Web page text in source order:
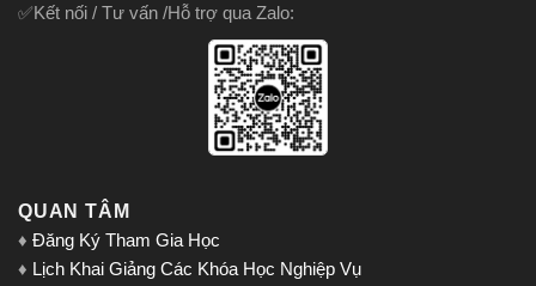
✅Kết nối / Tư vấn /Hỗ trợ qua Zalo:
QUAN TÂM
♦ Đăng Ký Tham Gia Học
♦ Lịch Khai Giảng Các Khóa Học Nghiệp Vụ